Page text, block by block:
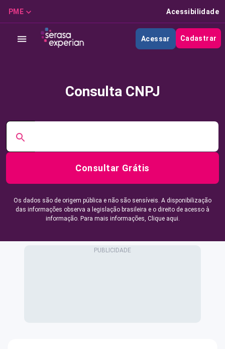
PME Acessibilidade
Acessar Cadastrar
Consulta CNPJ
Consultar Grátis
Os dados são de origem pública e não são sensíveis. A disponibilização
das informações observa a legislação brasileira e o direito de acesso à
informação. Para mais informações, Clique aqui.